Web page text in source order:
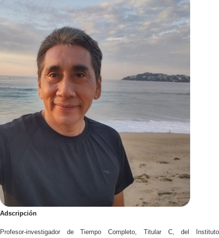
Adscripción
Profesor-investigador de Tiempo Completo, Titular C, del Instituto